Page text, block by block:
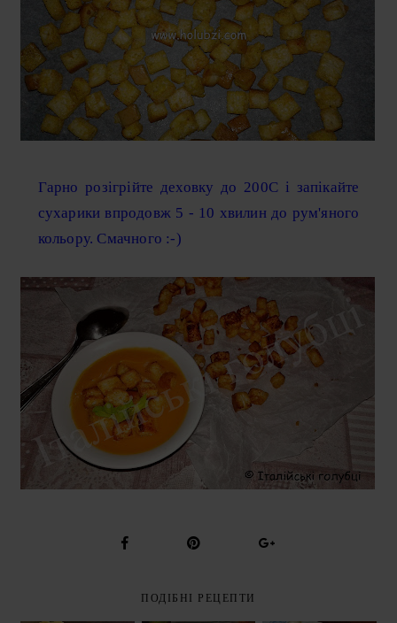
Гарно розігрійте деховку до 200С і запікайте
сухарики впродовж 5 - 10 хвилин до рум'яного
кольору. Смачного :-)
ПОДІБНІ РЕЦЕПТИ